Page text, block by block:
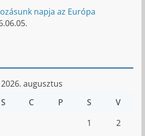
napja az Európa
2026. augusztus
S C P S V
1
2